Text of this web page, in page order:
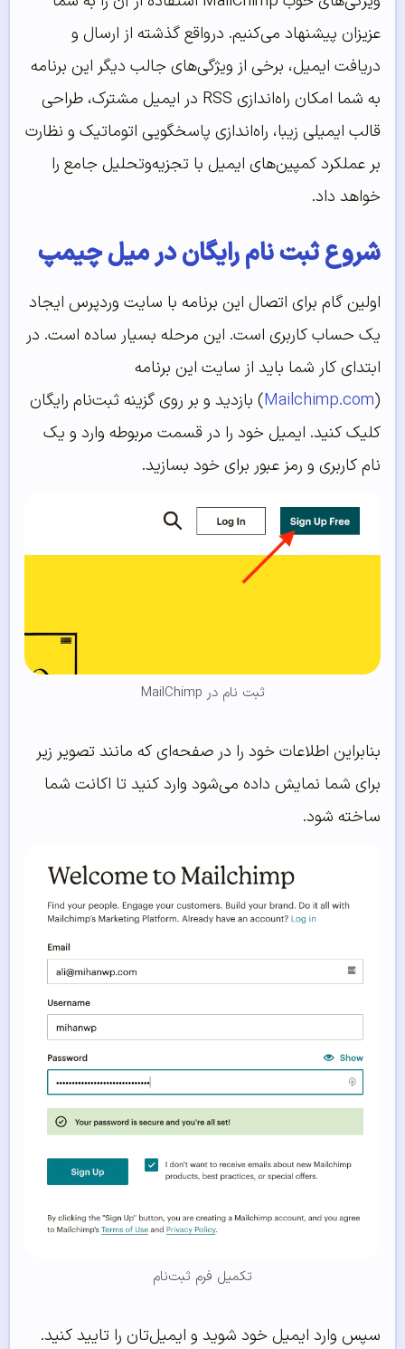
عزیزان پیشنهاد می‌کنیم. درواقع گذشته از ارسال و
دریافت ایمیل، برخی از ویژگی‌های جالب دیگر این برنامه
به شما امکان راه‌اندازی RSS در ایمیل مشترک، طراحی
قالب ایمیلی زیبا، راه‌اندازی پاسخگویی اتوماتیک و نظارت
بر عملکرد کمپین‌های ایمیل با تجزیه‌وتحلیل جامع را
خواهد داد.
شروع ثبت نام رایگان در میل چیمپ
اولین گام برای اتصال این برنامه با سایت وردپرس ایجاد
یک حساب کاربری است. این مرحله بسیار ساده است. در
ابتدای کار شما باید از سایت این برنامه
(
Mailchimp.com) بازدید و بر روی گزینه ثبت‌نام رایگان
کلیک کنید. ایمیل خود را در قسمت مربوطه وارد و یک
نام کاربری و رمز عبور برای خود بسازید.
ثبت نام در MailChimp
بنابراین اطلاعات خود را در صفحه‌ای که مانند تصویر زیر
برای شما نمایش داده می‌شود وارد کنید تا اکانت شما
ساخته شود.
تکمیل فرم ثبت‌نام
سپس وارد ایمیل خود شوید و ایمیل‌تان را تایید کنید.